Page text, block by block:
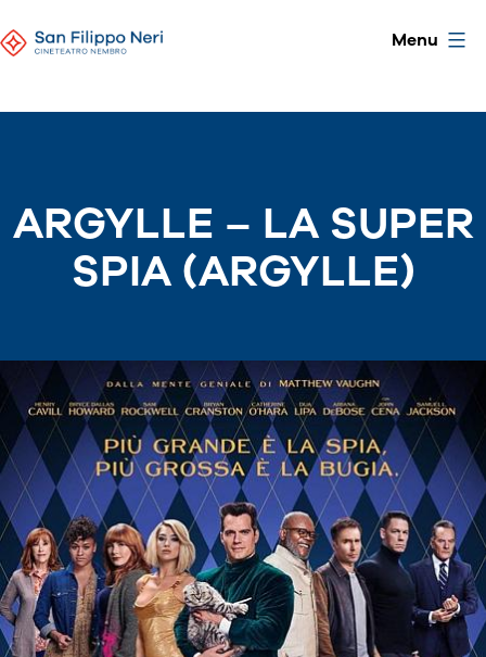
to
CineTeatro
San
Menu
ARGYLLE – LA SUPER
SPIA (ARGYLLE)